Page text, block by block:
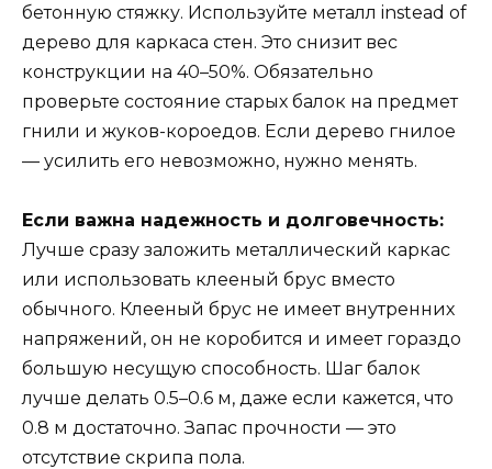
бетонную стяжку. Используйте металл instead of
дерево для каркаса стен. Это снизит вес
конструкции на 40–50%. Обязательно
проверьте состояние старых балок на предмет
гнили и жуков-короедов. Если дерево гнилое
— усилить его невозможно, нужно менять.
Если важна надежность и долговечность:
Лучше сразу заложить металлический каркас
или использовать клееный брус вместо
обычного. Клееный брус не имеет внутренних
напряжений, он не коробится и имеет гораздо
большую несущую способность. Шаг балок
лучше делать 0.5–0.6 м, даже если кажется, что
0.8 м достаточно. Запас прочности — это
отсутствие скрипа пола.